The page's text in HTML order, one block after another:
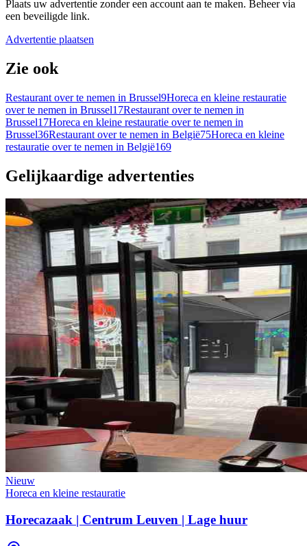
Plaats uw advertentie zonder een account aan te maken. Beheer via
een beveiligde link.
Advertentie plaatsen
Zie ook
Restaurant over te nemen in Brussel9Horeca en kleine restauratie
over te nemen in Brussel17Restaurant over te nemen in
Brussel17Horeca en kleine restauratie over te nemen in
Brussel36Restaurant over te nemen in België75Horeca en kleine
restauratie over te nemen in België169
Gelijkaardige advertenties
Nieuw
Horeca en kleine restauratie
Horecazaak | Centrum Leuven | Lage huur